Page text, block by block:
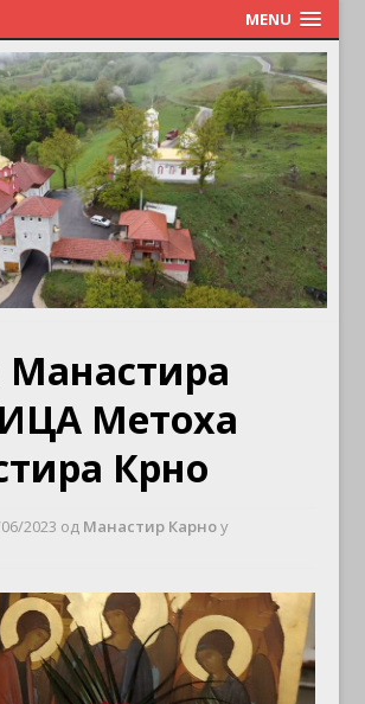
MENU
Манастира
Метоха
Крно
2023 од Манастир Карноу